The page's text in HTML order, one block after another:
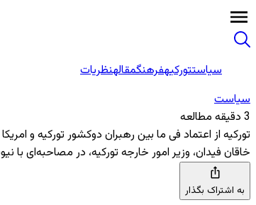
سیاستتورکیهفرهنگمقالهنظریات
سیاست
3 دقیقه مطالعه
تورکیه از اعتماد فی ما بین رهبران دوکشور تورکیه و
خاقان فیدان، وزیر امور خارجه تورکیه، در مصاحبه‌ای
به اشتراک بگذار